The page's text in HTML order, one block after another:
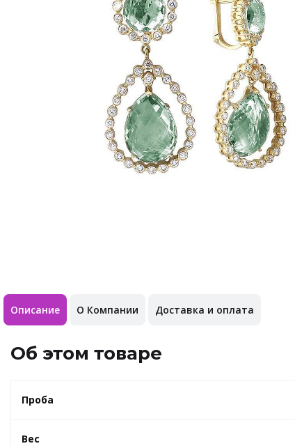
Описание О Компании Доставка и оплата
Об этом товаре
Проба
Вес